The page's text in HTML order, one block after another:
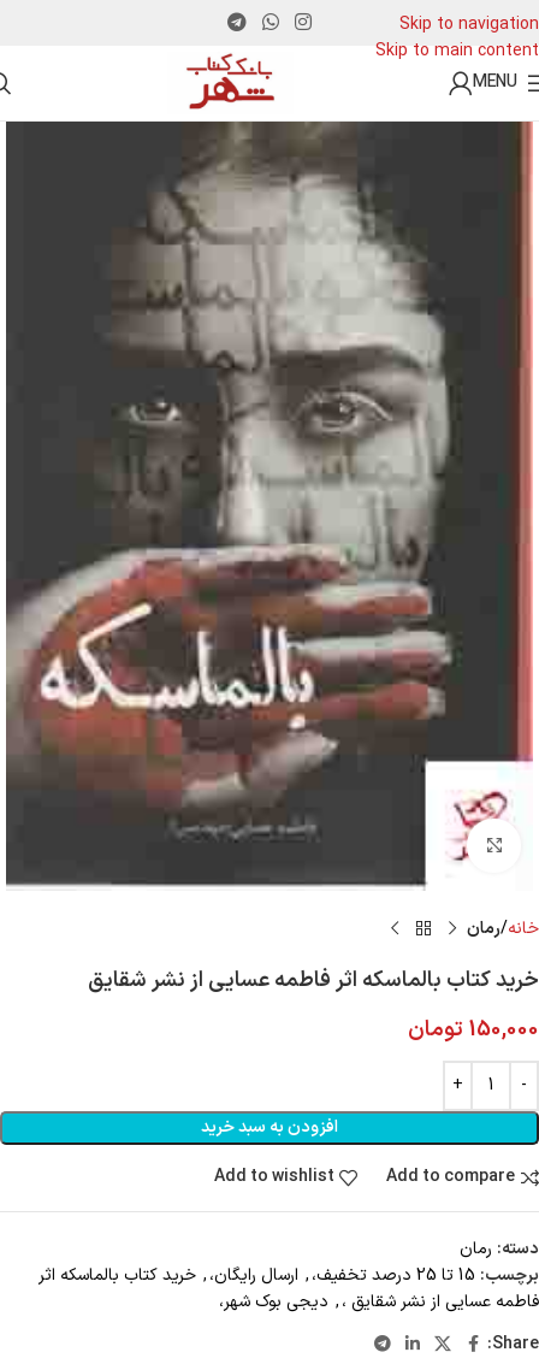
Skip to navigation
Skip to main content
MENU
Click to enlarge
خانه رمان
خرید کتاب بالماسکه اثر فاطمه عسایی از نشر شقایق
150,000 تومان
افزودن به سبد خرید
Add to compare
Add to wishlist
دسته: رمان
برچسب: 15 تا 25 درصد تخفیف، , ارسال رایگان،, خرید کتاب بالماسکه اثر
فاطمه عسایی از نشر شقایق ،, دیجی بوک شهر،
Share: